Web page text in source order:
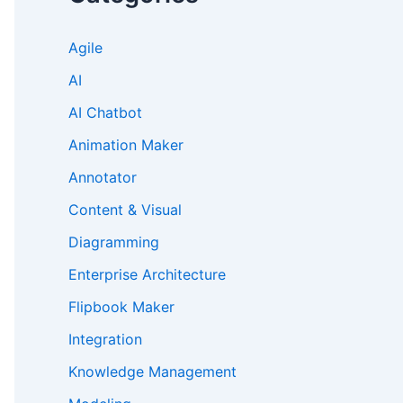
Agile
AI
AI Chatbot
Animation Maker
Annotator
Content & Visual
Diagramming
Enterprise Architecture
Flipbook Maker
Integration
Knowledge Management